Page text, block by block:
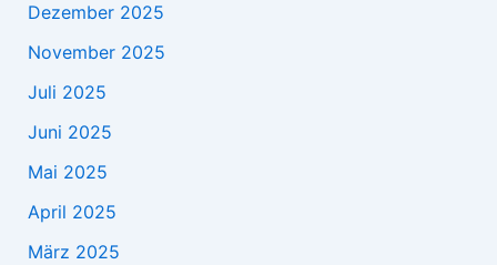
Dezember 2025
November 2025
Juli 2025
Juni 2025
Mai 2025
April 2025
März 2025